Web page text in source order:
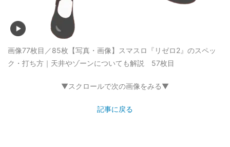
画像77枚目／85枚 【写真・画像】スマスロ『リゼロ2』のスペッ
ク・打ち方｜天井やゾーンについても解説 57枚目
▼スクロールで次の画像をみる▼
記事に戻る